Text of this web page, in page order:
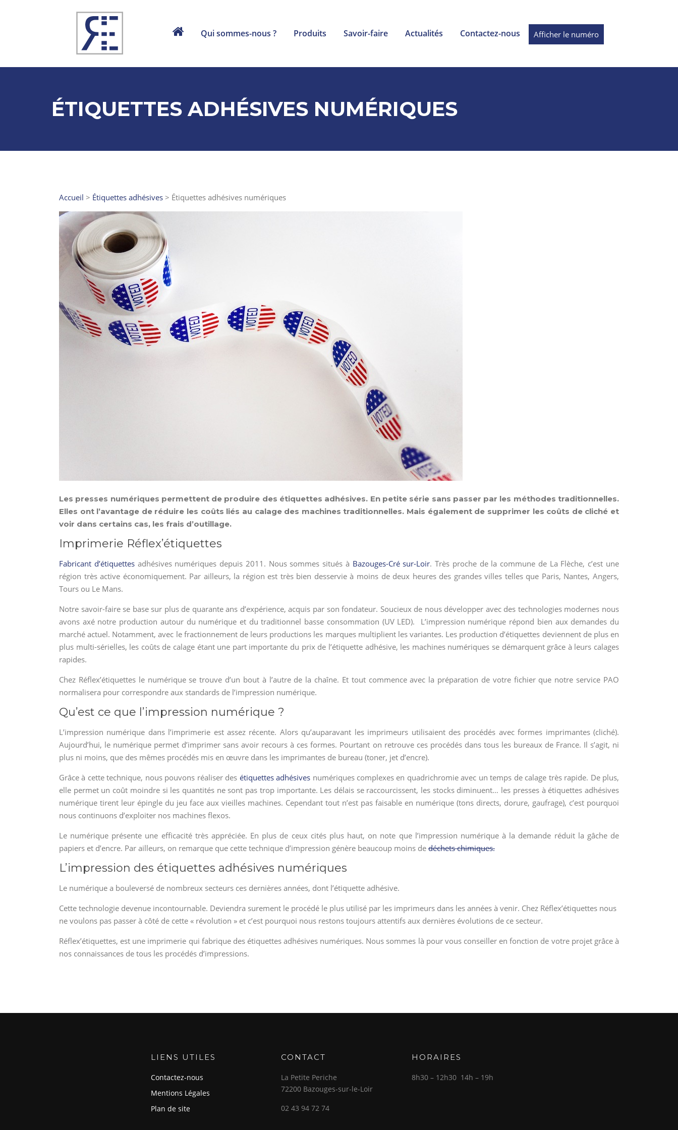
Qui sommes-nous ? Produits Savoir-faire Actualités Contactez-nous Afficher le numéro
ÉTIQUETTES ADHÉSIVES NUMÉRIQUES
Accueil > Étiquettes adhésives > Étiquettes adhésives numériques
Les presses numériques permettent de produire des étiquettes adhésives. En petite série sans passer par les méthodes traditionnelles.
Elles ont l’avantage de réduire les coûts liés au calage des machines traditionnelles. Mais également de supprimer les coûts de cliché et
voir dans certains cas, les frais d’outillage.
Imprimerie Réflex’étiquettes
Fabricant d’étiquettesadhésives numériques depuis 2011. Nous sommes situés à Bazouges-Cré sur-Loir. Très proche de la commune de La Flèche, c’est une
région très active économiquement. Par ailleurs, la région est très bien desservie à moins de deux heures des grandes villes telles que Paris, Nantes, Angers,
Tours ou Le Mans.
Notre savoir-faire se base sur plus de quarante ans d’expérience, acquis par son fondateur. Soucieux de nous développer avec des technologies modernes nous
avons axé notre production autour du numérique et du traditionnel basse consommation (UV LED). L’impression numérique répond bien aux demandes du
marché actuel. Notamment, avec le fractionnement de leurs productions les marques multiplient les variantes. Les production d’étiquettes deviennent de plus en
plus multi-sérielles, les coûts de calage étant une part importante du prix de l’étiquette adhésive, les machines numériques se démarquent grâce à leurs calages
rapides.
Chez Réflex’étiquettes le numérique se trouve d’un bout à l’autre de la chaîne. Et tout commence avec la préparation de votre fichier que notre service PAO
normalisera pour correspondre aux standards de l’impression numérique.
Qu’est ce que l’impression numérique ?
L’impression numérique dans l’imprimerie est assez récente. Alors qu’auparavant les imprimeurs utilisaient des procédés avec formes imprimantes (cliché).
Aujourd’hui, le numérique permet d’imprimer sans avoir recours à ces formes. Pourtant on retrouve ces procédés dans tous les bureaux de France. Il s’agit, ni
plus ni moins, que des mêmes procédés mis en œuvre dans les imprimantes de bureau (toner, jet d’encre).
Grâce à cette technique, nous pouvons réaliser des étiquettes adhésives numériques complexes en quadrichromie avec un temps de calage très rapide. De plus,
elle permet un coût moindre si les quantités ne sont pas trop importante. Les délais se raccourcissent, les stocks diminuent… les presses à étiquettes adhésives
numérique tirent leur épingle du jeu face aux vieilles machines. Cependant tout n’est pas faisable en numérique (tons directs, dorure, gaufrage), c’est pourquoi
nous continuons d’exploiter nos machines flexos.
Le numérique présente une efficacité très appréciée. En plus de ceux cités plus haut, on note que l’impression numérique à la demande réduit la gâche de
papiers et d’encre. Par ailleurs, on remarque que cette technique d’impression génère beaucoup moins de déchets chimiques.
L’impression des étiquettes adhésives numériques
Le numérique a bouleversé de nombreux secteurs ces dernières années, dont l’étiquette adhésive.
Cette technologie devenue incontournable. Deviendra surement le procédé le plus utilisé par les imprimeurs dans les années à venir. Chez Réflex’étiquettes nous
ne voulons pas passer à côté de cette « révolution » et c’est pourquoi nous restons toujours attentifs aux dernières évolutions de ce secteur.
Réflex’étiquettes, est une imprimerie qui fabrique des étiquettes adhésives numériques. Nous sommes là pour vous conseiller en fonction de votre projet grâce à
nos connaissances de tous les procédés d’impressions.
LIENS UTILES
Contactez-nous
Mentions Légales
Plan de site
CONTACT
La Petite Periche
72200 Bazouges-sur-le-Loir
02 43 94 72 74
HORAIRES
8h30 – 12h30 14h – 19h